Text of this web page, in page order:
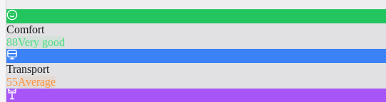
Comfort
88Very good
Transport
55Average